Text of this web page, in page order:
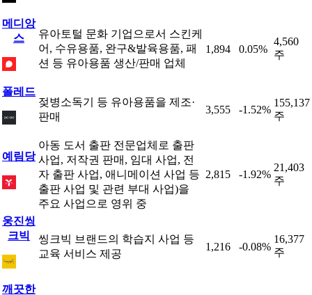
메디앙
스
유아토털 문화 기업으로서 스킨케
어, 수유용품, 완구&발육용품, 패
션 등 유아용품 생산/판매 업체
1,894 0.05%
4,560
주
폴레드
젖병소독기 등 유아용품을 제조·
판매
3,555 -1.52%
155,137
주
예림당
아동 도서 출판 전문업체로 출판
사업, 저작권 판매, 임대 사업, 전
자 출판 사업, 애니메이션 사업 등
출판 사업 및 관련 부대 사업)을
주요 사업으로 영위 중
2,815 -1.92%
21,403
주
웅진씽
크빅
씽크빅 브랜드의 학습지 사업 등
교육 서비스 제공
1,216 -0.08%
16,377
주
깨끗한